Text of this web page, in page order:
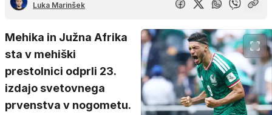
Luka Marinšek
Mehika in Južna Afrika
sta v mehiški
prestolnici odprli 23.
izdajo svetovnega
prvenstva v nogometu.